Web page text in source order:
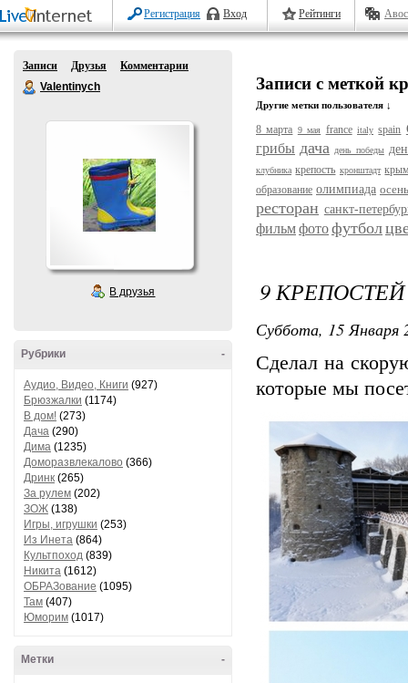
Регистрация Вход Рейтинги
Записи Друзья
Комментарии
Valentinych
В друзья
-
Рубрики
Аудио, Видео, Книги (927)
Брюзжалки (1174)
В дом! (273)
Дача (290)
Дима (1235)
Доморазвлекалово (366)
Дринк (265)
За рулем (202)
ЗОЖ (138)
Игры, игрушки (253)
Из Инета (864)
Культпоход (839)
Никита (1612)
ОБРАЗование (1095)
Там (407)
Юморим (1017)
-
Метки
Записи с меткой
Другие метки пользователя ↓
8 марта 9 мая france italy spain
грибы дача день победы
клубника крепость кронштадт
образование олимпиада осень
ресторан санкт-
фильмфотофутбол
9
Суббота, 15 Января
Сделал на
которые мы